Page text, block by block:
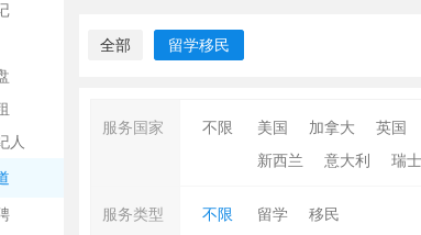
人
全部 留学移民
服务国家 不限 美国 加拿大 英国
新西兰
意大利 瑞士
服务类型 不限 留学 移民